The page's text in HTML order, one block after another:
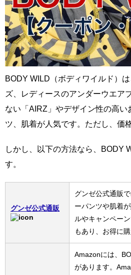
BODY WILD（ボディワイルド）
ズ、レディースのアンダーウエア
ない「AIRZ」やデザイン性の高い
ツ、肌着が人気です。ただし、価
しかし、以下の方法なら、BODY
す。
グンゼ公式通販
グンゼ公式通販
ーパンツや肌着
ルやキャンペー
もあり、お得に購
Amazonには、
があります。